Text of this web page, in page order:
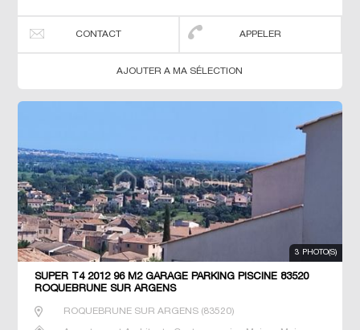
CONTACT APPELER
AJOUTER A MA SÉLECTION
3 PHOTO(S)
SUPER T4 2012 96 M2 GARAGE PARKING PISCINE 83520
ROQUEBRUNE SUR ARGENS
ROQUEBRUNE SUR ARGENS(83520)